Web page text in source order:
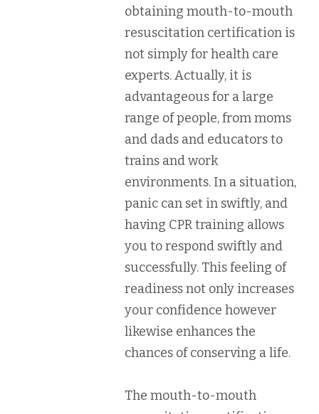
obtaining mouth-to-mouth
resuscitation certification is
not simply for health care
experts. Actually, it is
advantageous for a large
range of people, from moms
and dads and educators to
trains and work
environments. In a situation,
panic can set in swiftly, and
having CPR training allows
you to respond swiftly and
successfully. This feeling of
readiness not only increases
your confidence however
likewise enhances the
chances of conserving a life.
The mouth-to-mouth